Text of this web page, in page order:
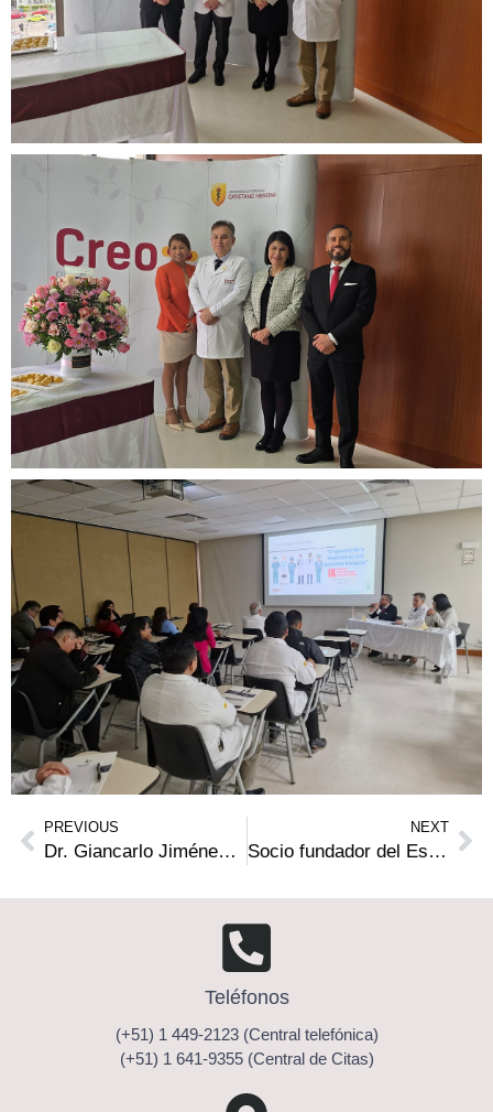
PREVIOUS
Dr. Giancarlo Jiménez, miembro del Comité de Honor del XXX Congreso Nacional de Derecho Sanitario en Madrid
NEXT
Socio fundador del Estudio participa en Webinar Internacional sobre Consentimiento Informado
Teléfonos
(+51) 1 449-2123 (Central telefónica)
(+51) 1 641-9355 (Central de Citas)